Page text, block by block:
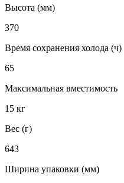
Высота (мм)
370
Время сохранения холода (ч)
65
Максимальная вместимость
15 кг
Вес (г)
643
Ширина упаковки (мм)